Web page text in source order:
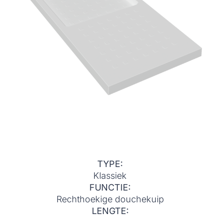
TYPE:
Klassiek
FUNCTIE:
Rechthoekige douchekuip
LENGTE: